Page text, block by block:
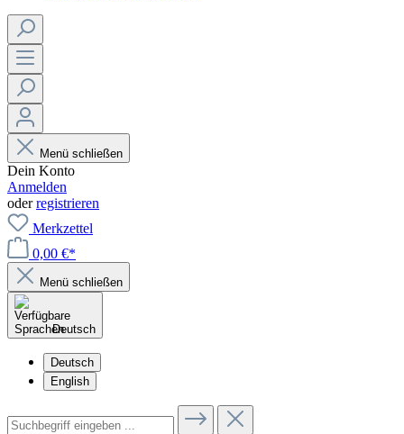
Menü schließen
Dein Konto
Anmelden
oderregistrieren
Merkzettel
0,00 €*
Menü schließen
Deutsch
Deutsch
English